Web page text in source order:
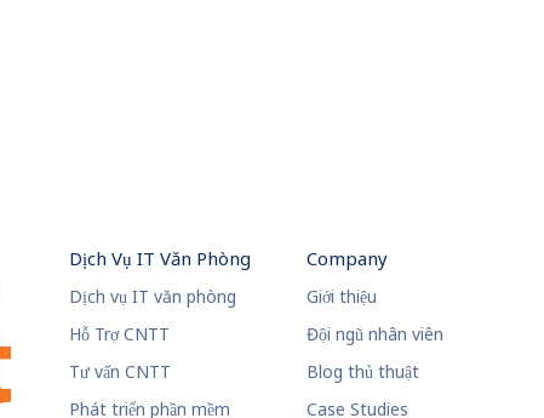
Dịch Vụ IT Văn Phòng
Dịch vụ IT văn phòng
Hỗ Trợ CNTT
Tư vấn CNTT
Phát triển phần mềm
Company
Giới thiệu
Đội ngũ nhân viên
Blog thủ thuật
Case Studies